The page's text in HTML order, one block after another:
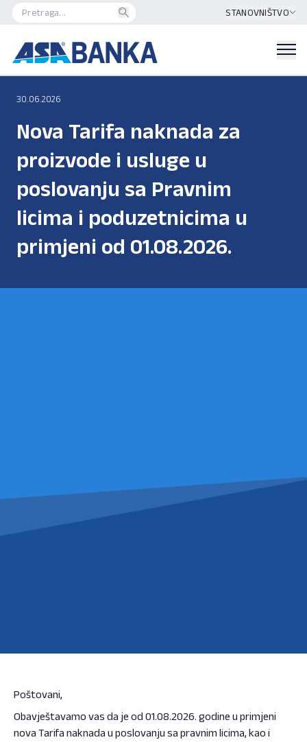
STANOVNIŠTVO
30.06.2026
Nova Tarifa naknada za
proizvode i usluge u
poslovanju sa Pravnim
licima i poduzetnicima u
primjeni od 01.08.2026.
Poštovani,
Obavještavamo vas da je od 01.08.2026. godine u primjeni
nova Tarifa naknada u poslovanju sa pravnim licima, kao i